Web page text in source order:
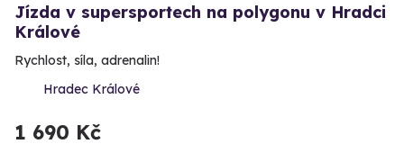
Jízda v supersportech na polygonu v Hradci
Králové
Rychlost, síla, adrenalin!
Hradec Králové
1 690 Kč